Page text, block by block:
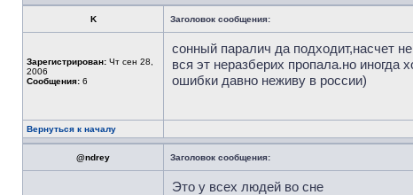
K Заголовок сообщения:
Зарегистрирован: Чт сен 28,
2006
Сообщения: 6
сонный паралич да подходит,насчет
вся эт неразберих пропала.но
ошибки давно неживу в россии)
Вернуться к началу
@ndrey Заголовок сообщения:
Это у всех людей во сне